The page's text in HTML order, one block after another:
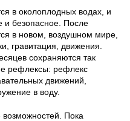
в околоплодных водах, и
и безопасное. После
в новом, воздушном мире,
гравитация, движения.
сохраняются так
рефлексы: рефлекс
движений,
в воду.
Пока